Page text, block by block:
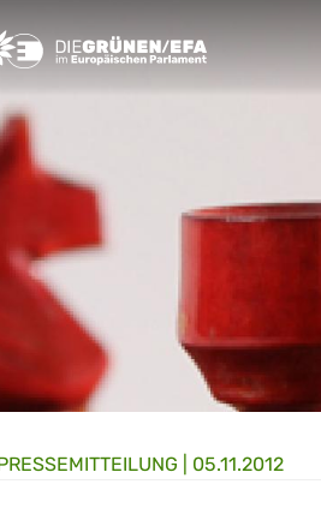
EFA Home
05.11.2012